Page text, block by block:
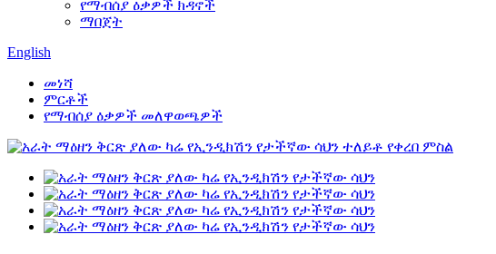
የማብሰያ ዕቃዎች ክዳኖች
ማበጀት
English
መነሻ
ምርቶች
የማብሰያ ዕቃዎች መለዋወጫዎች